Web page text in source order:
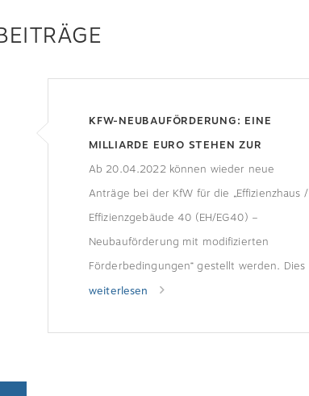
KFW-NEUBAUFÖRDERUNG: EINE
MILLIARDE EURO STEHEN ZUR
VERFÜGUNG
Ab 20.04.2022 können wieder neue
Anträge bei der KfW für die „Effizienzhaus /
Effizienzgebäude 40 (EH/EG40) –
Neubauförderung mit modifizierten
Förderbedingungen“ gestellt werden. Dies
teilt das Bundesministerium für Wirtschaft
begrenzt und die Förderbedingungen
weiterlesen